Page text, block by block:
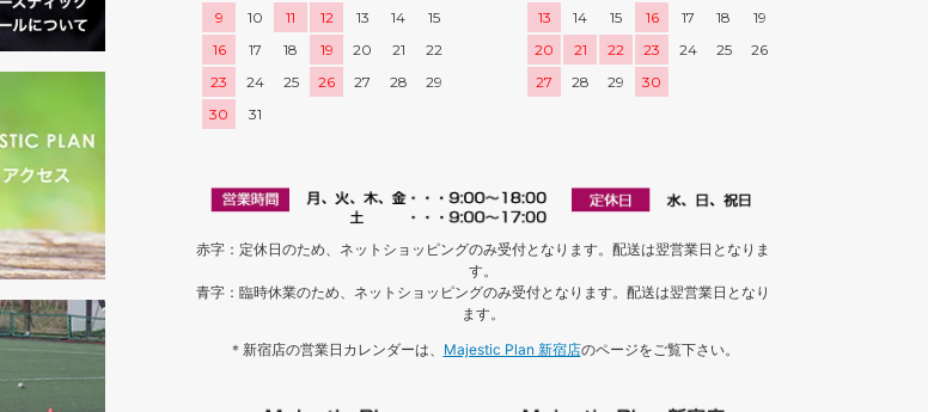
9
10 11 12 13 14
15
16
17 18 19 20 21
22
23
24 25 26 27 28
29
30
31
13
14 15 16 17 18
19
20
21 22 23 24 25
26
27
28 29 30
赤字：定休日のため、ネットショッピングのみ受付となります。配送は翌営業日となりま
す。
青字：臨時休業のため、ネットショッピングのみ受付となります。配送は翌営業日となり
ます。
＊新宿店の営業日カレンダーは、 Majestic Plan 新宿店のページをご覧下さい。